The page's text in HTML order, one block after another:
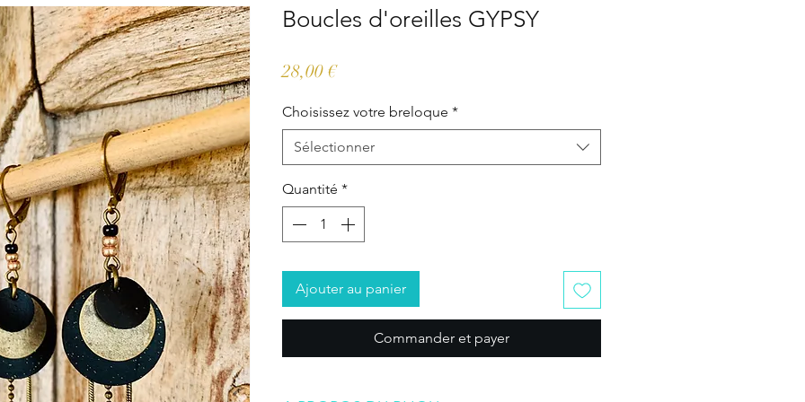
Boucles d'oreilles GYPSY
28,00 €Prix
Choisissez votre breloque *
Sélectionner
Quantité *
Ajouter au panier
Commander et payer